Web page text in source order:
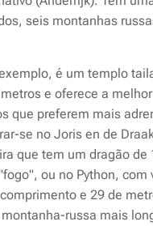
seis montanhas
é um templo
e oferece a
que preferem mais
se no Joris en de
que tem um dragão de
ou no Python, com
e 29 de
russa mais